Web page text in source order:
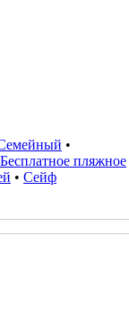
•
Бесплатное пляжное
• Сейф